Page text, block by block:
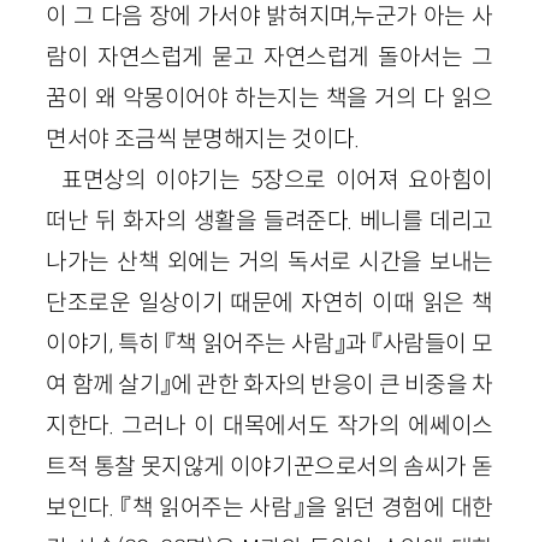
이 그 다음 장에 가서야 밝혀지며,누군가 아는 사
람이 자연스럽게 묻고 자연스럽게 돌아서는 그
꿈이 왜 악몽이어야 하는지는 책을 거의 다 읽으
면서야 조금씩 분명해지는 것이다.
표면상의 이야기는 5장으로 이어져 요아힘이
떠난 뒤 화자의 생활을 들려준다. 베니를 데리고
나가는 산책 외에는 거의 독서로 시간을 보내는
단조로운 일상이기 때문에 자연히 이때 읽은 책
이야기, 특히 『책 읽어주는 사람』과 『사람들이 모
여 함께 살기』에 관한 화자의 반응이 큰 비중을 차
지한다. 그러나 이 대목에서도 작가의 에쎄이스
트적 통찰 못지않게 이야기꾼으로서의 솜씨가 돋
보인다. 『책 읽어주는 사람』을 읽던 경험에 대한